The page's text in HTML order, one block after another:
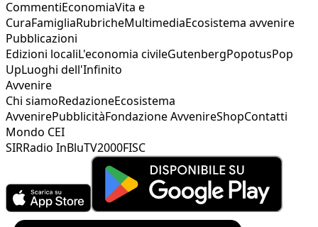
CommentiEconomiaVita e
CuraFamigliaRubricheMultimediaEcosistema avvenire
Pubblicazioni
Edizioni localiL'economia civileGutenbergPopotusPop
UpLuoghi dell'Infinito
Avvenire
Chi siamoRedazioneEcosistema
AvvenirePubblicitàFondazione AvvenireShopContatti
Mondo CEI
SIRRadio InBluTV2000FISC